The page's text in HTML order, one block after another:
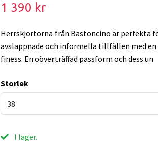
1 390 kr
Herrskjortorna från Bastoncino är perfekta
avslappnade och informella tillfällen med
finess. En oöverträffad passform och dess un
Storlek
38
I lager.